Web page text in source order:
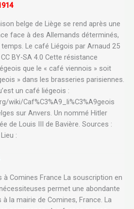
belge de Liège se rend après une
face à des Allemands déterminés,
Le café Liégois par Arnaud 25
BY-SA 4.0 Cette résistance
que le « café viennois » soit
» dans les brasseries parisiennes.
un café liégeois :
wiki/Caf%C3%A9_li%C3%A9geois
sur Anvers. Un nommé Hitler
de Louis III de Bavière. Sources :
:
à Comines France La souscription en
permet une abondante
la mairie de Comines, France. La